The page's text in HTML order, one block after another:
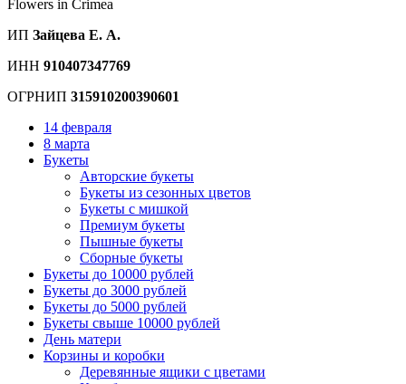
Flowers in Crimea
ИП Зайцева Е. А.
ИНН 910407347769
ОГРНИП 315910200390601
14 февраля
8 марта
Букеты
Авторские букеты
Букеты из сезонных цветов
Букеты с мишкой
Премиум букеты
Пышные букеты
Сборные букеты
Букеты до 10000 рублей
Букеты до 3000 рублей
Букеты до 5000 рублей
Букеты свыше 10000 рублей
День матери
Корзины и коробки
Деревянные ящики с цветами